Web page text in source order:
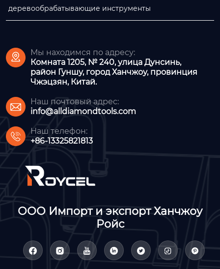
деревообрабатывающие инструменты

Мы находимся по адресу:
Комната 1205, № 240, улица Дунсинь,
район Гуншу, город Ханчжоу, провинция
Чжэцзян, Китай.

Наш почтовый адрес:
info@alldiamondtools.com

Наш телефон:
+86-13325821813
ООО Импорт и экспорт Ханчжоу
Ройс
      